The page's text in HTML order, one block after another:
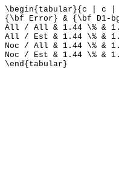
\begin{tabular}{c | c |
{\bf Error} & {\bf D1-
All / All & 1.44 \% &
All / Est & 1.44 \% &
Noc / All & 1.44 \% &
Noc / Est & 1.44 \% &
\end{tabular}